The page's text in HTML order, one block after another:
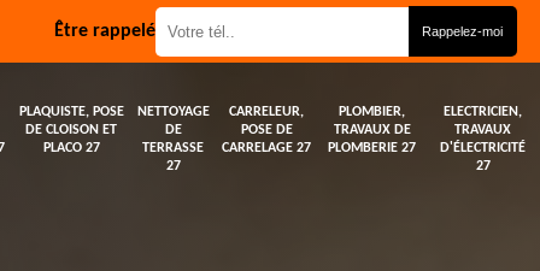
Être rappelé
PLAQUISTE, POSE
DE CLOISON ET
PLACO 27
NETTOYAGE
DE
TERRASSE
27
CARRELEUR,
POSE DE
CARRELAGE 27
PLOMBIER,
TRAVAUX DE
PLOMBERIE 27
ELECTRICIEN,
TRAVAUX
D'ÉLECTRICITÉ
27